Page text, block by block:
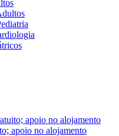
apoio no alojamento
apoio no alojamento